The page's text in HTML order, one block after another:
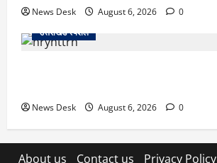
News Desk August 6, 2026
0
उत्तराखंड स्पेशल
News Desk August 6, 2026 0
About us Contact us Privacy Policy